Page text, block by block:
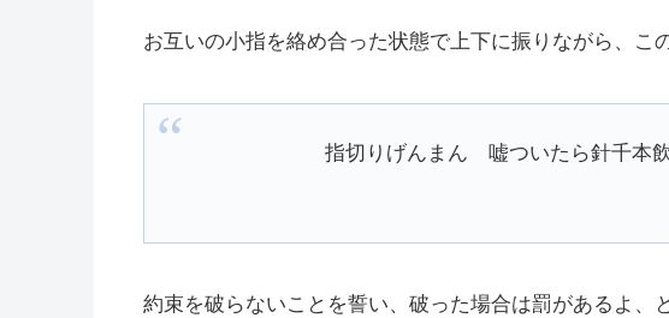
お互いの小指を絡め合った状態で上下に振りながら、こ
指切りげんまん 嘘ついたら針千本
約束を破らないことを誓い、破った場合は罰があるよ、